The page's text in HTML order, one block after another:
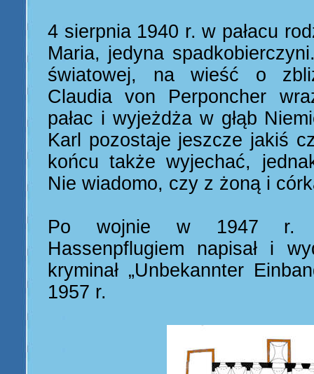
4 sierpnia 1940 r. w pałacu
Maria, jedyna
światowej, na wieść o
Claudia von Perponcher
pałac i wyjeżdża w głąb
Karl pozostaje jeszcze jakiś
końcu także wyjechać,
Nie wiadomo, czy z żoną i
Po wojnie w 1947 r.
Hassenpflugiem napisał i
kryminał „Unbekannter
1957 r.